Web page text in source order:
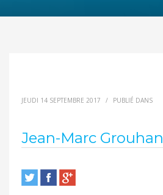
JEUDI 14 SEPTEMBRE 2017 / PUBLIÉ DANS
Jean-Marc Grouhan